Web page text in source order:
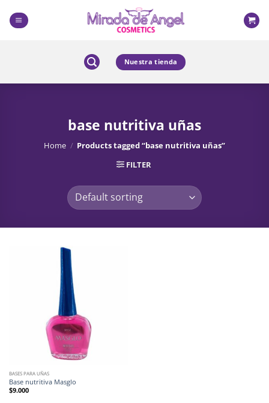
content
Nuestra tienda
base nutritiva uñas
Home / Products tagged “base nutritiva uñas”
FILTER
BASES PARA UÑAS
Base nutritiva Masglo
$9.000